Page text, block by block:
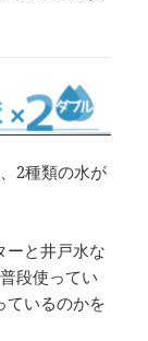
2種類の水が
ーと井戸水な
段使ってい
ているのかを